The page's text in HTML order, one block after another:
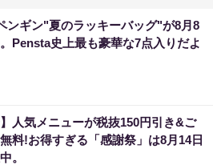
ンギン"夏のラッキーバッグ"が8月8
Pensta史上最も豪華な7点入りだよ
】人気メニューが税抜150円引き&ご
料!お得すぎる「感謝祭」は8月14日
。